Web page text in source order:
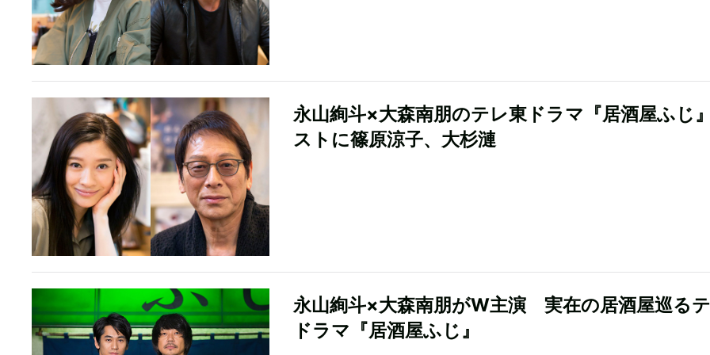
永山絢斗×大森南朋のテレ東ドラマ『居酒屋ふじ
ストに篠原涼子、大杉漣
永山絢斗×大森南朋がW主演 実在の居酒屋巡る
ドラマ『居酒屋ふじ』